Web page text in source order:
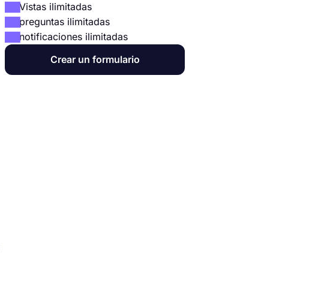
Vistas ilimitadas
preguntas ilimitadas
notificaciones ilimitadas
Crear un formulario